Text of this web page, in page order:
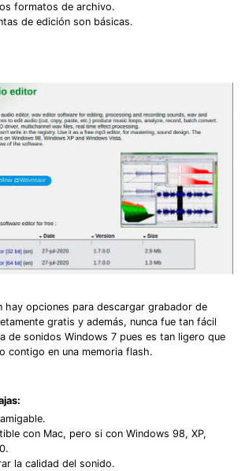
formatos de archivo.
de edición son básicas.
hay opciones para descargar grabador de
gratis y además, nunca fue tan fácil
de sonidos Windows 7 pues es tan ligero que
contigo en una memoria flash.
con Mac, pero si con Windows 98, XP,
la calidad del sonido.